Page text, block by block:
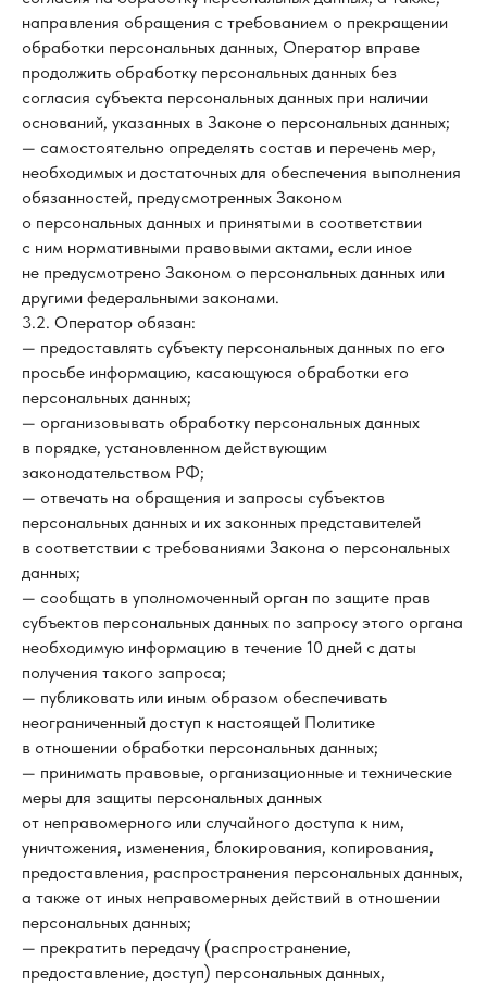
направления обращения с требованием о прекращении
обработки персональных данных, Оператор вправе
продолжить обработку персональных данных без
согласия субъекта персональных данных при наличии
оснований, указанных в Законе о персональных данных;
— самостоятельно определять состав и перечень мер,
необходимых и достаточных для обеспечения выполнения
обязанностей, предусмотренных Законом
о персональных данных и принятыми в соответствии
с ним нормативными правовыми актами, если иное
не предусмотрено Законом о персональных данных или
другими федеральными законами.
3.2. Оператор обязан:
— предоставлять субъекту персональных данных по его
просьбе информацию, касающуюся обработки его
персональных данных;
— организовывать обработку персональных данных
в порядке, установленном действующим
законодательством РФ;
— отвечать на обращения и запросы субъектов
персональных данных и их законных представителей
в соответствии с требованиями Закона о персональных
данных;
— сообщать в уполномоченный орган по защите прав
субъектов персональных данных по запросу этого органа
необходимую информацию в течение 10 дней с даты
получения такого запроса;
— публиковать или иным образом обеспечивать
неограниченный доступ к настоящей Политике
в отношении обработки персональных данных;
— принимать правовые, организационные и технические
меры для защиты персональных данных
от неправомерного или случайного доступа к ним,
уничтожения, изменения, блокирования, копирования,
предоставления, распространения персональных данных,
а также от иных неправомерных действий в отношении
персональных данных;
— прекратить передачу (распространение,
предоставление, доступ) персональных данных,